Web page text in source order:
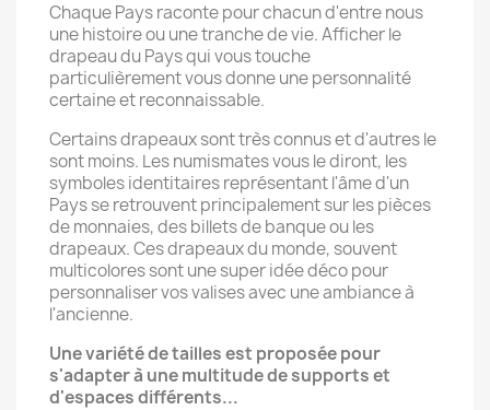
Chaque Pays raconte pour chacun d'entre nous
une histoire ou une tranche de vie. Afficher le
drapeau du Pays qui vous touche
particulièrement vous donne une personnalité
certaine et reconnaissable.
Certains drapeaux sont très connus et d'autres le
sont moins. Les numismates vous le diront, les
symboles identitaires représentant l'âme d'un
Pays se retrouvent principalement sur les pièces
de monnaies, des billets de banque ou les
drapeaux. Ces drapeaux du monde, souvent
multicolores sont une super idée déco pour
personnaliser vos valises avec une ambiance à
l'ancienne.
Une variété de tailles est proposée pour
s'adapter à une multitude de supports et
d'espaces différents...